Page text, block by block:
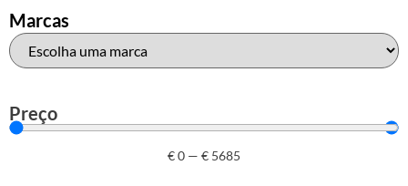
Colunas de Som
Hubs
Mais acessórios USB
Marcas
Preço
€0 — € 5685